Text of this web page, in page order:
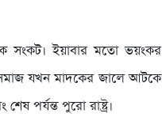
সংকট। ইয়াবার মতো ভয়ংকর
সমাজ যখন মাদকের জালে আটকে
পর্যন্ত পুরো রাষ্ট্র।